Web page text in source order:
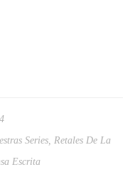
Series
Retales De La
Escrita